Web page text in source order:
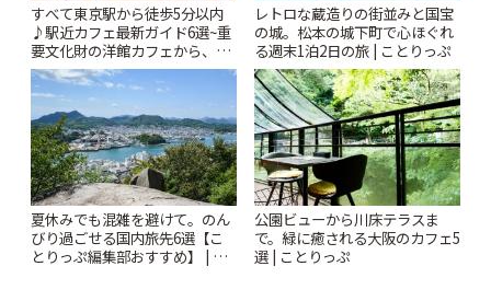
すべて東京駅から徒歩5分以内
♪駅近カフェ最新ガイド6選~重
要文化財の洋館カフェから、改
札すぐのレトロ喫茶まで~ | こと
りっぷ
レトロな蔵造りの街並みと国宝
の城。松本の城下町で心ほぐれ
る週末1泊2日の旅 | ことりっぷ
夏休みでも混雑を避けて。のん
びり過ごせる国内旅先6選【こ
とりっぷ編集部おすすめ】 | こ
公園ビューから川床テラスま
で。緑に癒される大阪のカフェ5
選 | ことりっぷ